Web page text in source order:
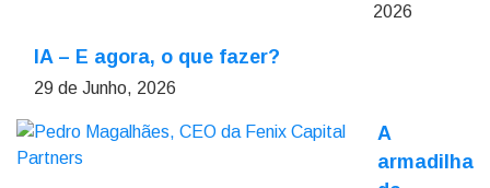
2026
IA – E agora, o que fazer?
29 de Junho, 2026
A
armadilha